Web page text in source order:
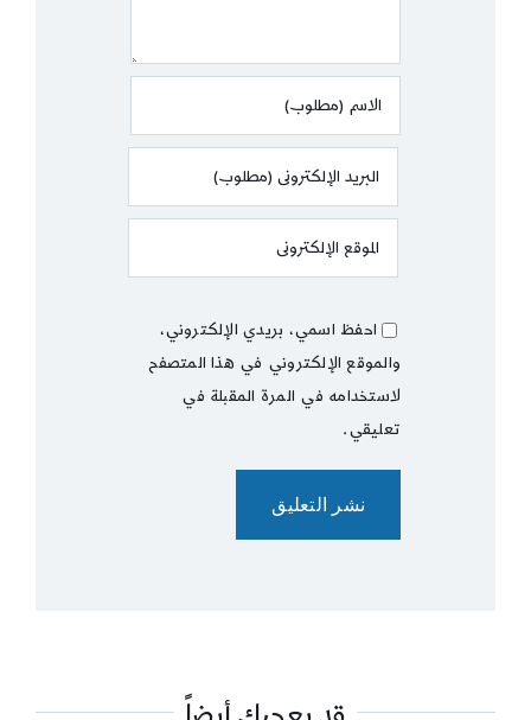
احفظ اسمي، بريدي الإلكتروني،
والموقع الإلكتروني في هذا المتصفح
لاستخدامه في المرة المقبلة في
تعليقي.